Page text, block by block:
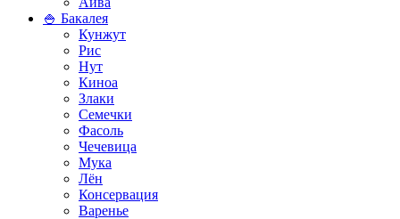
🍚 Бакалея
Кунжут
Рис
Нут
Киноа
Злаки
Семечки
Фасоль
Чечевица
Мука
Лён
Консервация
Варенье